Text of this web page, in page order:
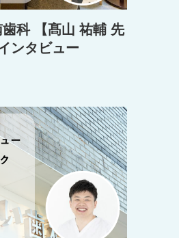
科 【髙山 祐輔 先
ンタビュー